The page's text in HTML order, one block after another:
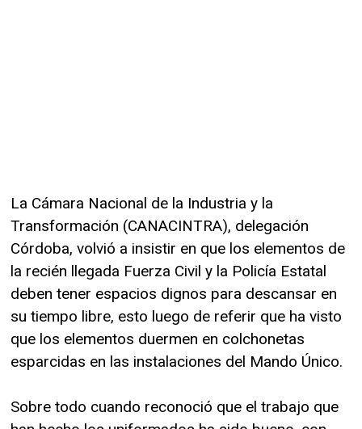
La Cámara Nacional de la Industria y la
Transformación (CANACINTRA), delegación
Córdoba, volvió a insistir en que los elementos de
la recién llegada Fuerza Civil y la Policía Estatal
deben tener espacios dignos para descansar en
su tiempo libre, esto luego de referir que ha visto
que los elementos duermen en colchonetas
esparcidas en las instalaciones del Mando Único.
Sobre todo cuando reconoció que el trabajo que